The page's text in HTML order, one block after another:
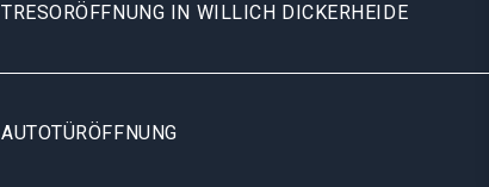
TRESORÖFFNUNG IN WILLICH DICKERHEIDE
AUTOTÜRÖFFNUNG